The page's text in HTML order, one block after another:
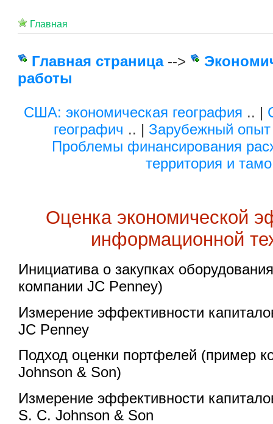
Главная
Главная страница-->
работы
США: экономическая география .. |
географич .. | Зарубежный опыт
Проблемы финансирования
территория и тамо
Оценка экономической
информационной
Инициатива о закупках
компании JC Penney)
Измерение эффективности
JC Penney
Подход оценки портфелей (пример
Johnson & Son)
Измерение эффективности
S. C. Johnson & Son